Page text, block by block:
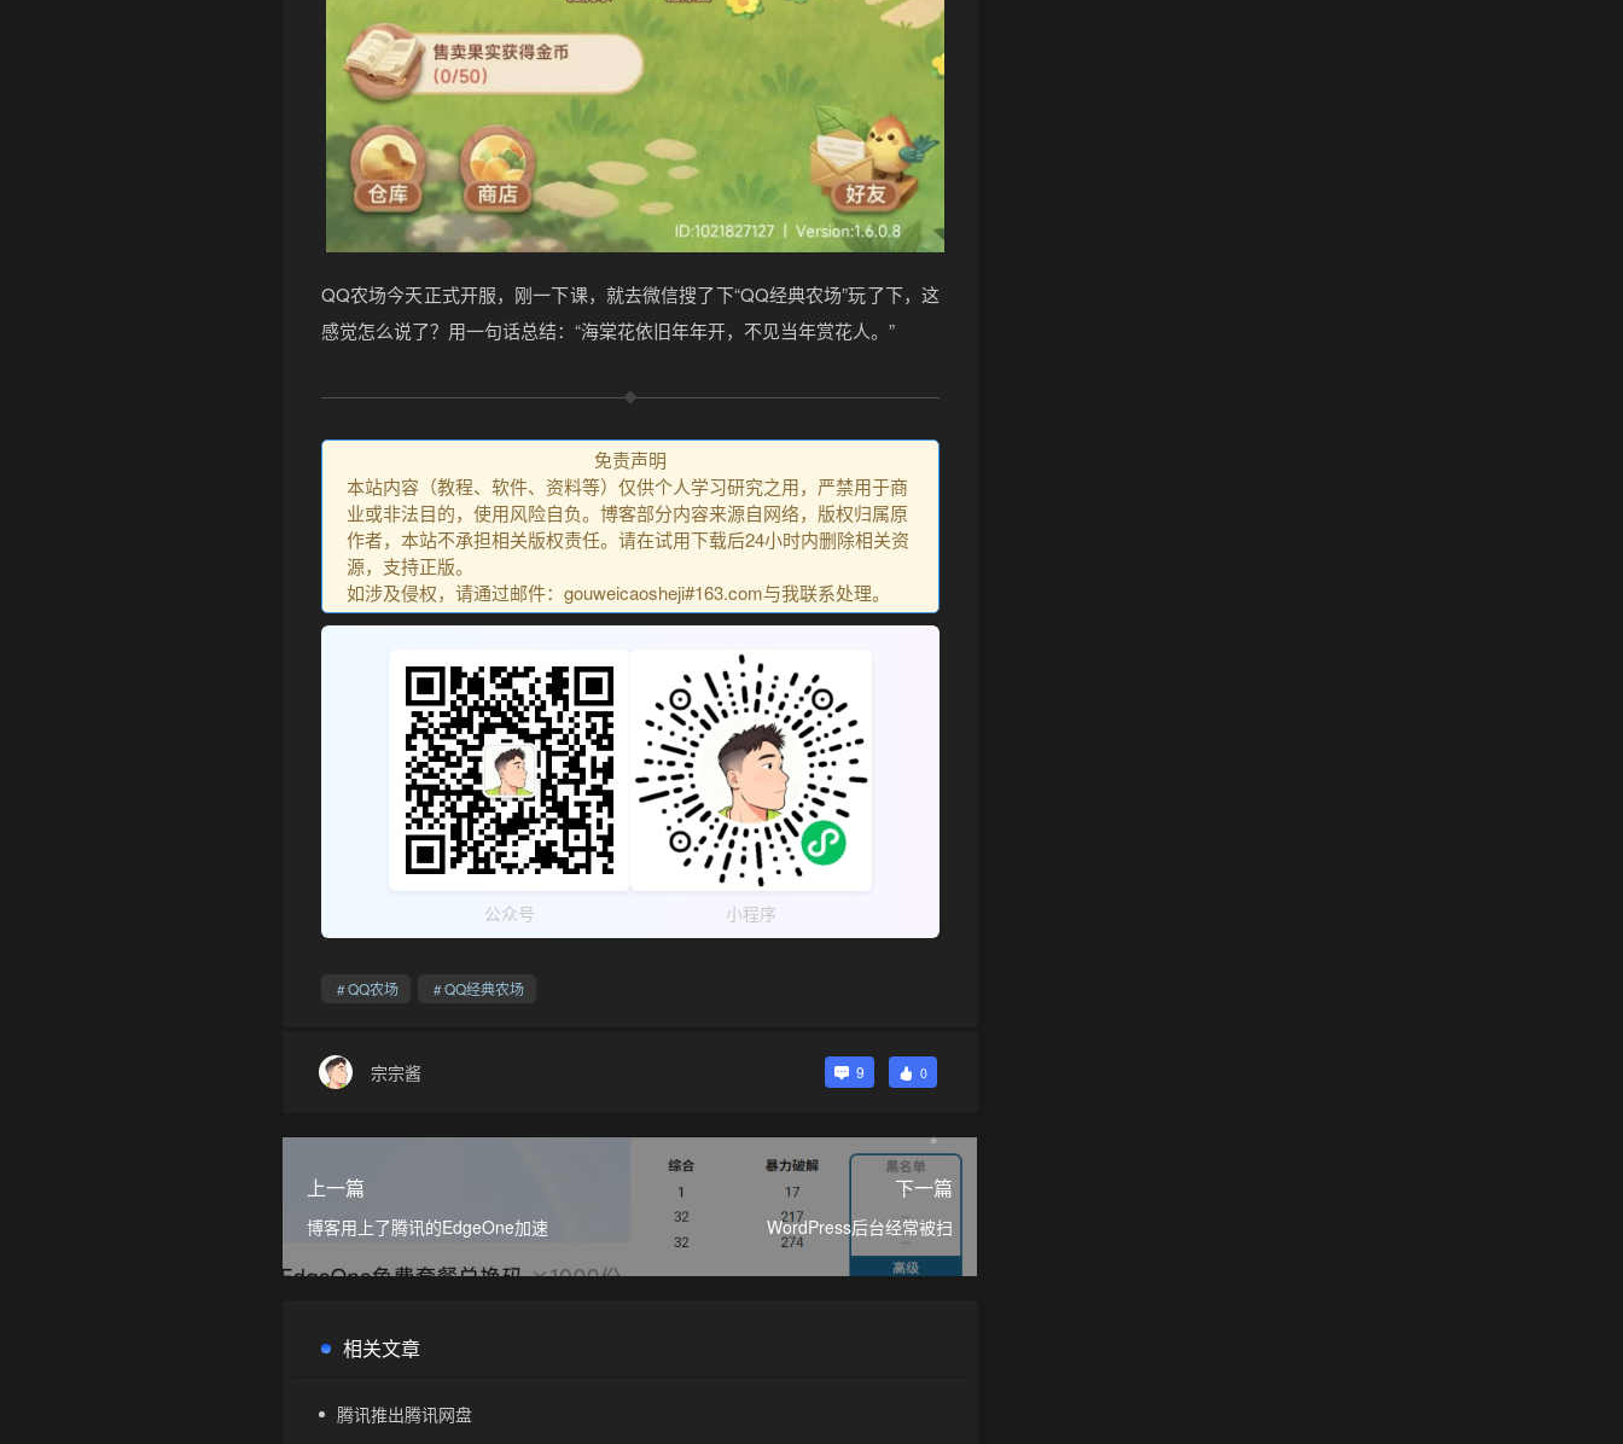
QQ农场今天正式开服，刚一下课，就去微信搜了下“QQ经典农场”玩了下，这
感觉怎么说了？用一句话总结：“海棠花依旧年年开，不见当年赏花人。”
免责声明
本站内容（教程、软件、资料等）仅供个人学习研究之用，严禁用于商
业或非法目的，使用风险自负。博客部分内容来源自网络，版权归属原
作者，本站不承担相关版权责任。请在试用下载后24小时内删除相关资
源，支持正版。
如涉及侵权，请通过邮件：gouweicaosheji#163.com与我联系处理。
公众号 小程序
QQ农场 QQ经典农场
宗宗酱 9 0
上一篇
博客用上了腾讯的EdgeOne加速
下一篇
WordPress后台经常被扫
相关文章
腾讯推出腾讯网盘